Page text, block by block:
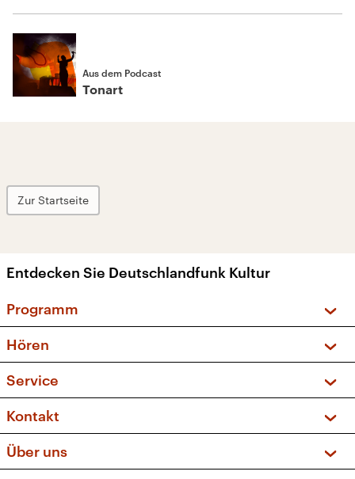
Aus dem Podcast
Tonart
Zur Startseite
Entdecken Sie Deutschlandfunk Kultur
Programm
Sendungen und Podcasts
Musikliste
Kakadu – Das Kinderprogramm
Hören
Frequenzen (UKW + DAB+)
Service
FAQ
Apps
Newsletter
Kontakt
Social Media
Über uns